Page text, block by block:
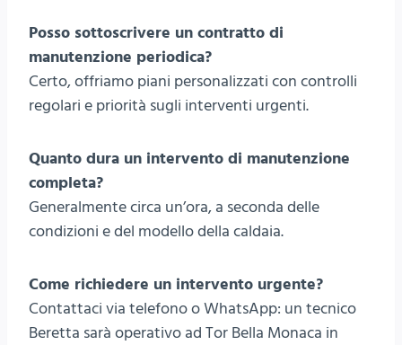
Posso sottoscrivere un contratto di
manutenzione periodica?
Certo, offriamo piani personalizzati con controlli
regolari e priorità sugli interventi urgenti.
Quanto dura un intervento di manutenzione
completa?
Generalmente circa un’ora, a seconda delle
condizioni e del modello della caldaia.
Come richiedere un intervento urgente?
Contattaci via telefono o WhatsApp: un tecnico
Beretta sarà operativo ad Tor Bella Monaca in